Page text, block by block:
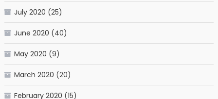
July 2020 (25)
June 2020 (40)
May 2020 (9)
March 2020 (20)
February 2020 (15)